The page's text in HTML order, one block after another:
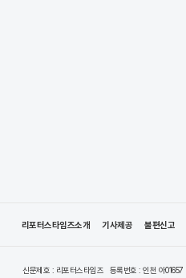
리포터스타임즈소개 기사제공 불편신고
신문제호 : 리포터스타임즈 등록번호 : 인천 아01657